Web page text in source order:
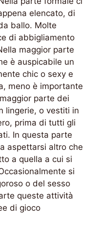
elencato, di
ballo. Molte
di abbigliamento
maggior parte
è auspicabile un
chic o sexy e
meno è importante
parte dei
lingerie, o vestiti in
prima di tutti gli
In questa parte
aspettarsi altro che
a quella a cui si
si
o del sesso
queste attività
di gioco